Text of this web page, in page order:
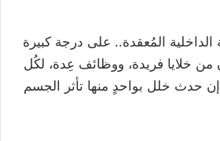
الداخلية المُعقدة.. على درجة كبيرة
من خلايا فريدة، ووظائف عِدة، لكُل
إن حدث خلل بواحدٍ منها تأثر الجسم